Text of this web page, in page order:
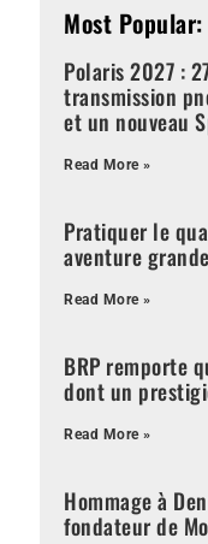
Most Popular:
Polaris 2027 :
transmission
et un nouveau
Read More »
Pratiquer le
aventure
Read More »
BRP remporte
dont un
Read More »
Hommage à
fondateur de